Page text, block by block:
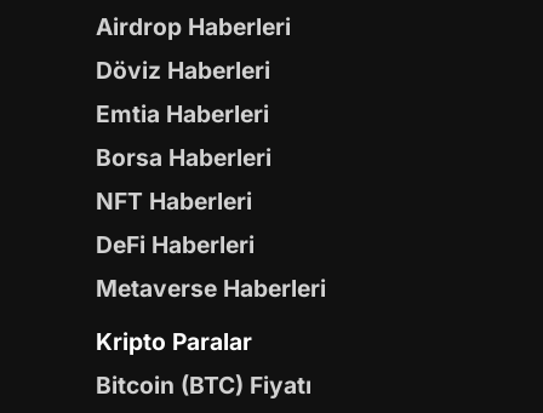
Airdrop Haberleri
Döviz Haberleri
Emtia Haberleri
Borsa Haberleri
NFT Haberleri
DeFi Haberleri
Metaverse Haberleri
Kripto Paralar
Bitcoin (BTC) Fiyatı